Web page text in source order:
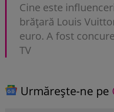
Cine este
brățară Louis
euro. A fost
TV
Urmărește-ne pe